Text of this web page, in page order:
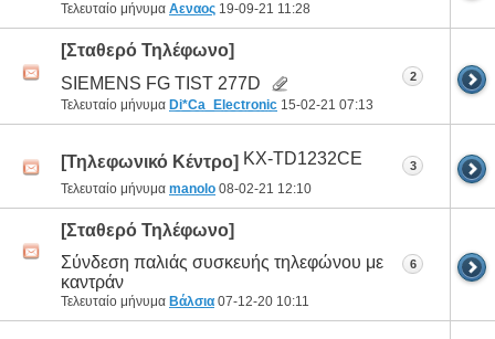
Τελευταίο μήνυμα Αεναος 19-09-21 11:28
[Σταθερό Τηλέφωνο]
SIEMENS FG TIST 277D
Τελευταίο μήνυμα Di*Ca_Electronic 15-02-21 07:13
2
[Τηλεφωνικό Κέντρο] KX-TD1232CE
Τελευταίο μήνυμα manolo 08-02-21 12:10
3
[Σταθερό Τηλέφωνο]
Σύνδεση παλιάς συσκευής τηλεφώνου με
καντράν
Τελευταίο μήνυμα Βάλσια 07-12-20 10:11
6